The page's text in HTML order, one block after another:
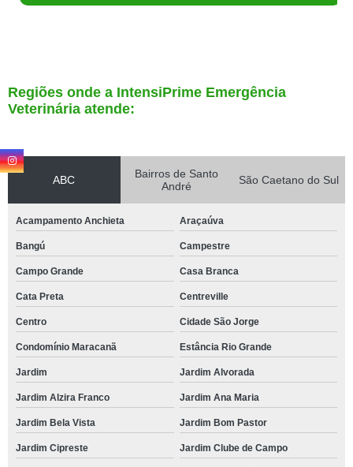
Regiões onde a IntensiPrime Emergência
Veterinária atende:
ABC
Bairros de Santo
André
São Caetano do Sul
Acampamento Anchieta Araçaúva
Bangú Campestre
Campo Grande Casa Branca
Cata Preta Centreville
Centro Cidade São Jorge
Condomínio Maracanã Estância Rio Grande
Jardim Jardim Alvorada
Jardim Alzira Franco Jardim Ana Maria
Jardim Bela Vista Jardim Bom Pastor
Jardim Cipreste Jardim Clube de Campo